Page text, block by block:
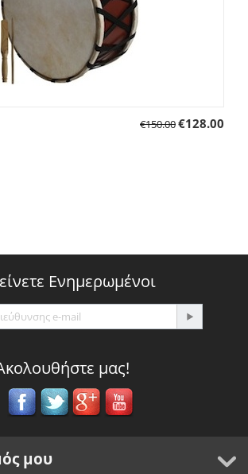
€150.00€128.00
Ενημερωμένοι
μας!
μου